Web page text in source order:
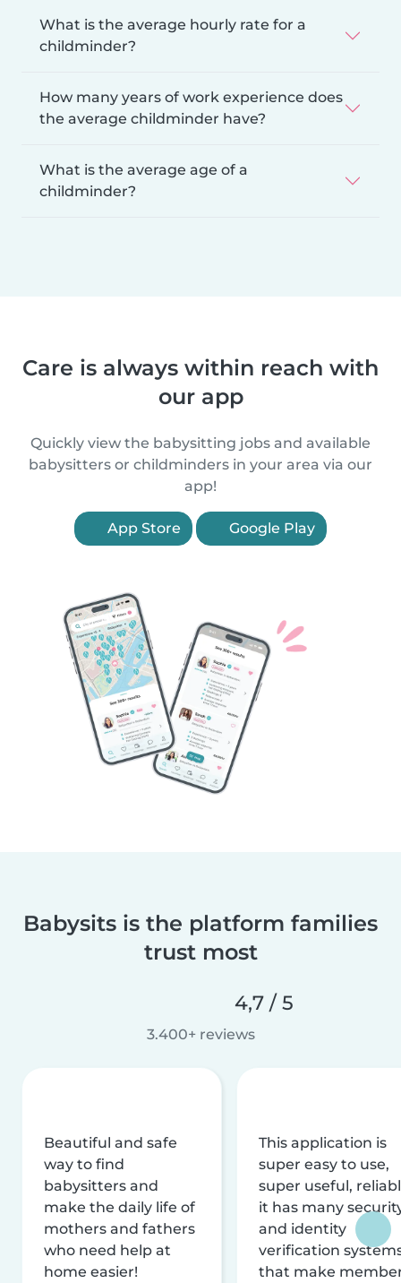
What is the average hourly rate for a
childminder?
How many years of work experience does
the average childminder have?
What is the average age of a
childminder?
Care is always within reach with
our app
Quickly view the babysitting jobs and available
babysitters or childminders in your area via our
app!
App Store Google Play
Babysits is the platform families
trust most
4,7 / 5
3.400+ reviews
Beautiful and safe
way to find
babysitters and
make the daily life of
mothers and fathers
who need help at
home easier!
This application is
super easy to use,
super useful,
it has many
and identity
verification
that make